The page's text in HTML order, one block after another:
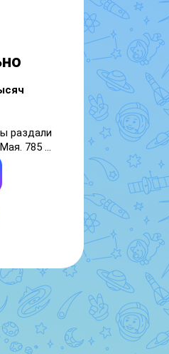
раздали
785
округу.